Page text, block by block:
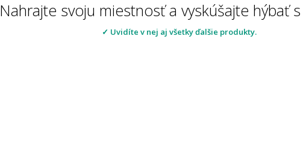
Nahrajte svoju miestnosť a vyskúšajte hýbať
✓ Uvidíte v nej aj všetky ďalšie produkty.